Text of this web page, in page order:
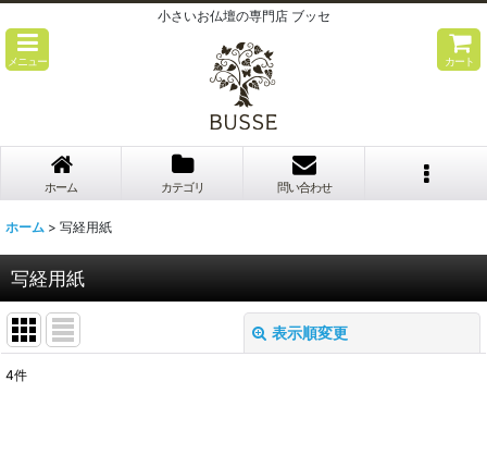
小さいお仏壇の専門店 ブッセ
メニュー カート
ホーム カテゴリ 問い合わせ
ホーム > 写経用紙
写経用紙
表示順変更
4件